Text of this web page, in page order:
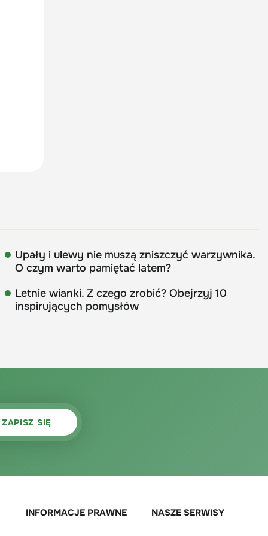
Upały i ulewy nie muszą zniszczyć warzywnika.
O czym warto pamiętać latem?
Letnie wianki. Z czego zrobić? Obejrzyj 10
inspirujących pomysłów
INFORMACJE PRAWNE NASZE SERWISY